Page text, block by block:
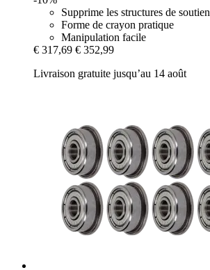
Supprime les structures de soutien
Forme de crayon pratique
Manipulation facile
€ 317,69 € 352,99
Livraison gratuite jusqu’au 14 août